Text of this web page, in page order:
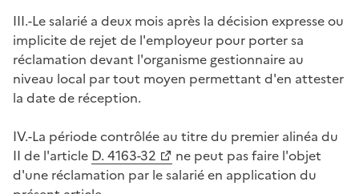
III.-Le salarié a deux mois après la décision expresse ou
implicite de rejet de l'employeur pour porter sa
réclamation devant l'organisme gestionnaire au
niveau local par tout moyen permettant d'en attester
la date de réception.
IV.-La période contrôlée au titre du premier alinéa du
II de l'article D. 4163-32
ne peut pas faire l'objet
d'une réclamation par le salarié en application du